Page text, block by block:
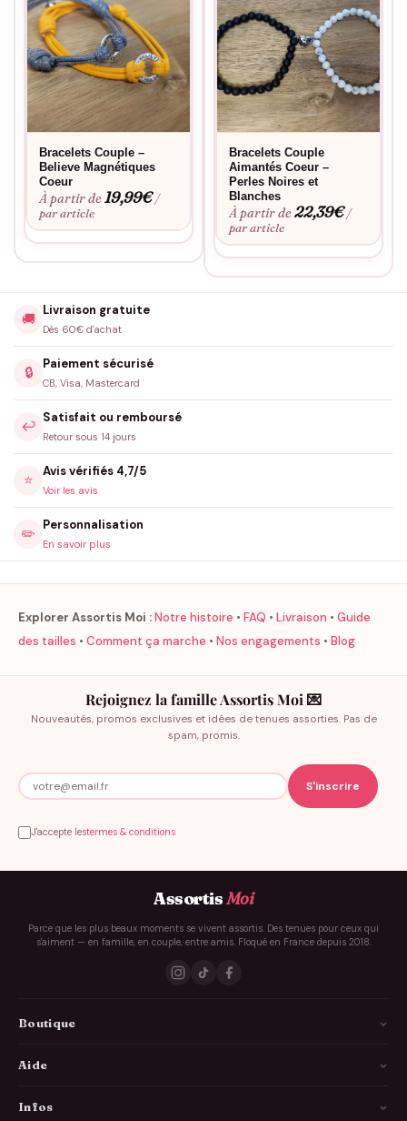
Bracelets Couple –
Believe Magnétiques
Coeur
À partir de19,99€ /
par article
Bracelets Couple
Aimantés Coeur –
Perles Noires et
Blanches
À partir de22,39€ /
par article
🚚
Livraison gratuite
Dès 60€ d'achat
🔒
Paiement sécurisé
CB, Visa, Mastercard
↩️
Satisfait ou remboursé
Retour sous 14 jours
⭐
Avis vérifiés 4,7/5
Voir les avis
✏️
Personnalisation
En savoir plus
Explorer Assortis Moi :Notre histoire • FAQ • Livraison • Guide
des tailles • Comment ça marche • Nos engagements • Blog
Rejoignez la famille Assortis Moi 💌
Nouveautés, promos exclusives et idées de tenues assorties. Pas de
spam, promis.
J'accepte lestermes & conditions
AssortisMoi
Parce que les plus beaux moments se vivent assortis. Des tenues pour ceux qui
s'aiment — en famille, en couple, entre amis. Floqué en France depuis 2018.
Boutique
Aide
Infos